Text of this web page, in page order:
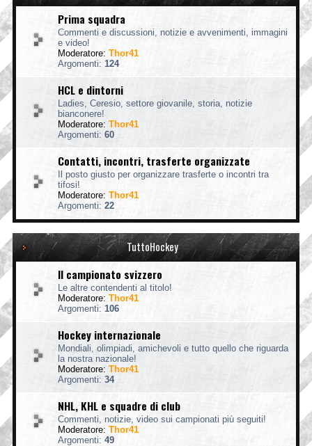
Prima squadra
Commenti e discussioni, notizie e avvenimenti, immagini
e video!
Moderatore: Thor41
Argomenti: 124
HCL e dintorni
Ladies, Ceresio, settore giovanile, storia, notizie
bianconere!
Moderatore: Thor41
Argomenti: 60
Contatti, incontri, trasferte organizzate
Il posto giusto per organizzare trasferte o incontri tra
tifosi!
Moderatore: Thor41
Argomenti: 22
TuttoHockey
Il campionato svizzero
Le altre contendenti al titolo!
Moderatore: Thor41
Argomenti: 106
Hockey internazionale
Mondiali, olimpiadi, amichevoli e tutto quello che riguarda
la nostra nazionale!
Moderatore: Thor41
Argomenti: 34
NHL, KHL e squadre di club
Commenti, notizie, video sui campionati più seguiti!
Moderatore: Thor41
Argomenti: 49